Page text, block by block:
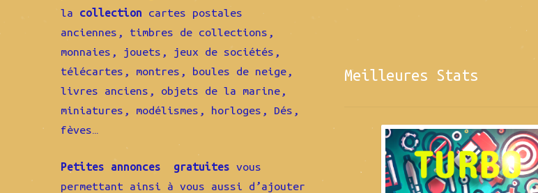
la collection cartes postales
anciennes, timbres de collections,
monnaies, jouets, jeux de sociétés,
télécartes, montres, boules de neige,
livres anciens, objets de la marine,
miniatures, modélismes, horloges, Dés,
fèves…
Petites annonces gratuites vous
permettant ainsi à vous aussi d’ajouter
Meilleures Stats